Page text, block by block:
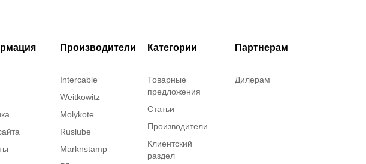
Производители
Intercable
Weitkowitz
Molykote
Ruslube
Marknstamp
Категории
Товарные
предложения
Статьи
Производители
Клиентский
раздел
Партнерам
Дилерам